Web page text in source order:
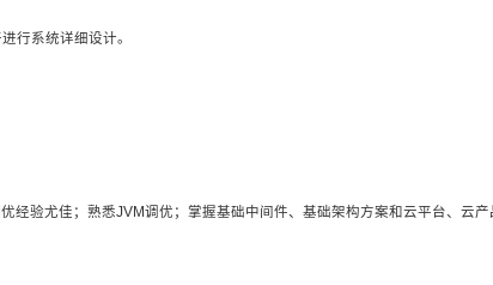
行系统详细设计。
验尤佳；熟悉JVM调优；掌握基础中间件、基础架构方案和云平台、云